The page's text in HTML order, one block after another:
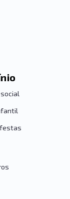
festas